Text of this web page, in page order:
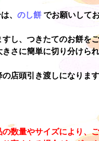
、 のし餅 でお願いして
すし、つきたてのお餅を
さに簡単に切り分けら
店頭引き渡しになりま
数量やサイズにより、